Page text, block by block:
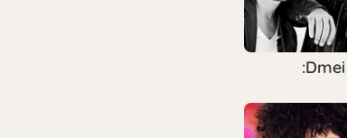
:Dmei